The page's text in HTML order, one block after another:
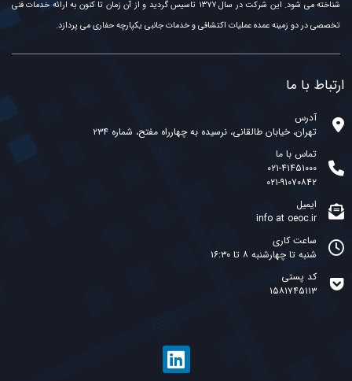
شناخته می شود. این شرکت در سال ۱۳۷۷ تاسیس گردید و از آن زمان تا کنون به ارائه خدمات فنی
تخصصی در دو زمینه عمده عملیات اکتشافی و خدمات جانبی یکپارچه حفاری می پردازد.
ارتباط با ما
آدرس
تهران، خیابان طالقانی، نرسیده به چهارراه مفتح، شماره ۲۳۴
تماس با ما
۰۲۱-۴۱۴۵۱۰۰۰
۰۲۱-۹۱۰۷۰۸۴۲
ایمیل
info at oeoc.ir
ساعت کاری
شنبه تا چهارشنبه ۸ تا ۱۶:۳۰
کد پستی
۱۵۸۱۷۴۵۱۱۳